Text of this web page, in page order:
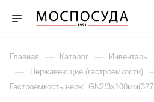
Главная — Каталог — Инвентарь
— Нержавеющие (гастроемкости)
Гастроемкость нерж. GN2/